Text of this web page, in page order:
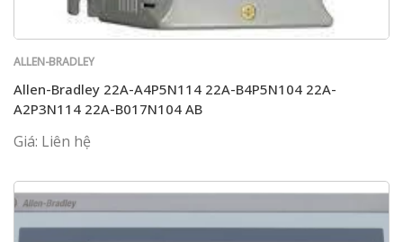
ALLEN-BRADLEY
Allen-Bradley 22A-A4P5N114 22A-B4P5N104 22A-
A2P3N114 22A-B017N104 AB
Giá: Liên hệ